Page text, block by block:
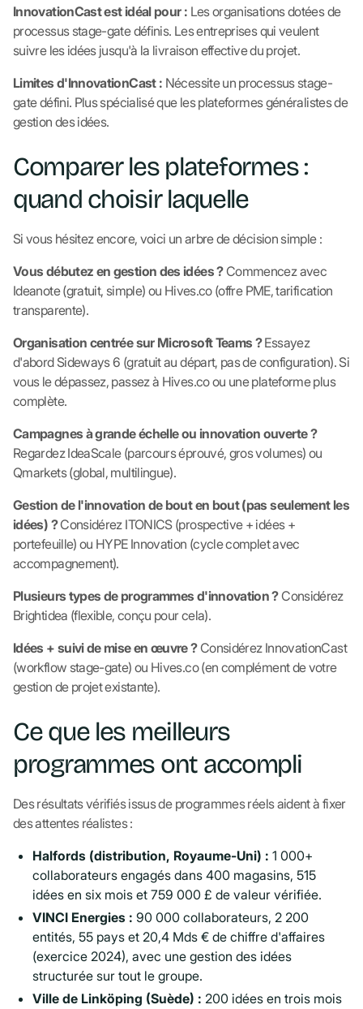
InnovationCast est idéal pour : Les organisations dotées de
processus stage-gate définis. Les entreprises qui veulent
suivre les idées jusqu'à la livraison effective du projet.
Limites d'InnovationCast : Nécessite un processus stage-
gate défini. Plus spécialisé que les plateformes généralistes de
gestion des idées.
Comparer les plateformes :
quand choisir laquelle
Si vous hésitez encore, voici un arbre de décision simple :
Vous débutez en gestion des idées ?Commencez avec
Ideanote (gratuit, simple) ou Hives.co (offre PME, tarification
transparente).
Organisation centrée sur Microsoft Teams ?Essayez
d'abord Sideways 6 (gratuit au départ, pas de configuration). Si
vous le dépassez, passez à Hives.co ou une plateforme plus
complète.
Campagnes à grande échelle ou innovation ouverte ?
Regardez IdeaScale (parcours éprouvé, gros volumes) ou
Qmarkets (global, multilingue).
Gestion de l'innovation de bout en bout (pas seulement les
idées) ?Considérez ITONICS (prospective + idées +
portefeuille) ou HYPE Innovation (cycle complet avec
accompagnement).
Plusieurs types de programmes d'innovation ?Considérez
Brightidea (flexible, conçu pour cela).
Idées + suivi de mise en œuvre ?Considérez InnovationCast
(workflow stage-gate) ou Hives.co (en complément de votre
gestion de projet existante).
Ce que les meilleurs
programmes ont accompli
Des résultats vérifiés issus de programmes réels aident à fixer
des attentes réalistes :
Halfords (distribution, Royaume-Uni) : 1 000+
collaborateurs engagés dans 400 magasins, 515
idées en six mois et 759 000 £ de valeur vérifiée.
VINCI Energies : 90 000 collaborateurs, 2 200
entités, 55 pays et 20,4 Mds € de chiffre d'affaires
(exercice 2024), avec une gestion des idées
structurée sur tout le groupe.
Ville de Linköping (Suède) : 200 idées en trois mois